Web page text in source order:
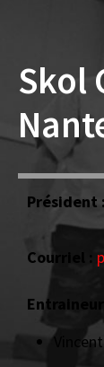
Skol
Président :
Courriel :
Entraineur :